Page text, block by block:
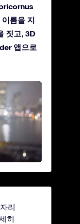
름을 지
짓고, 3D
앱으로
리
히